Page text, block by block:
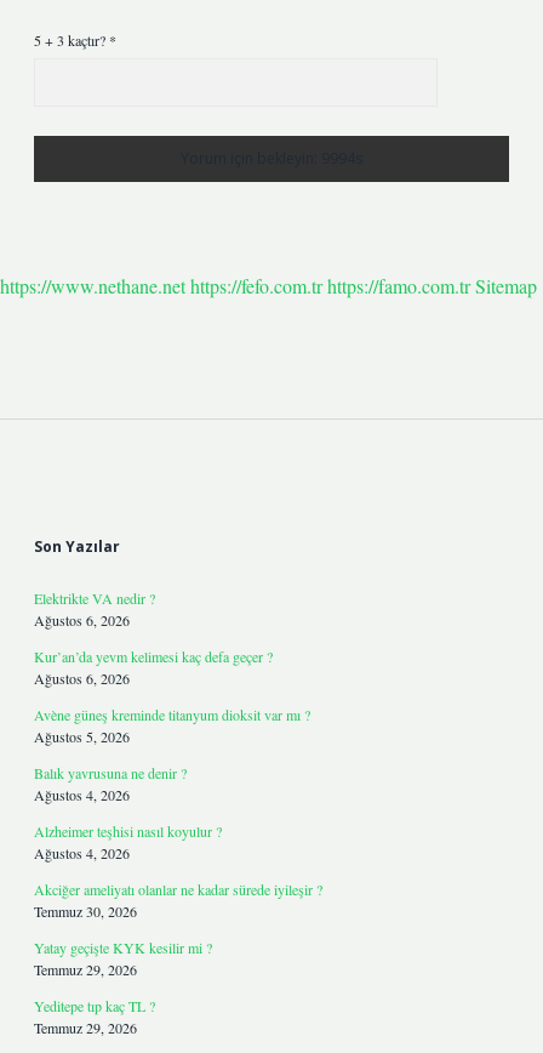
5 + 3 kaçtır? *
https://www.nethane.nethttps://fefo.com.trhttps://famo.com.trSitemap
Son Yazılar
Elektrikte VA nedir ?
Ağustos 6, 2026
Kur’an’da yevm kelimesi kaç defa geçer ?
Ağustos 6, 2026
Avène güneş kreminde titanyum dioksit var mı ?
Ağustos 5, 2026
Balık yavrusuna ne denir ?
Ağustos 4, 2026
Alzheimer teşhisi nasıl koyulur ?
Ağustos 4, 2026
Akciğer ameliyatı olanlar ne kadar sürede iyileşir ?
Temmuz 30, 2026
Yatay geçişte KYK kesilir mi ?
Temmuz 29, 2026
Yeditepe tıp kaç TL ?
Temmuz 29, 2026